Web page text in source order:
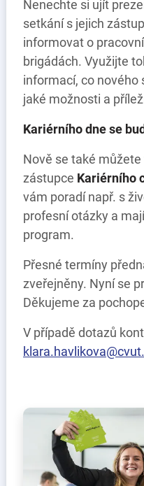
Nenechte si ujít
setkání s jejich
informovat o
brigádách. Využijte
informací, co nového
jaké možnosti a
Kariérního dne se
Nově se také
zástupce Kariérního
vám poradí např. s
profesní otázky a
program.
Přesné termíny
zveřejněny. Nyní se
Děkujeme za
V případě dotazů